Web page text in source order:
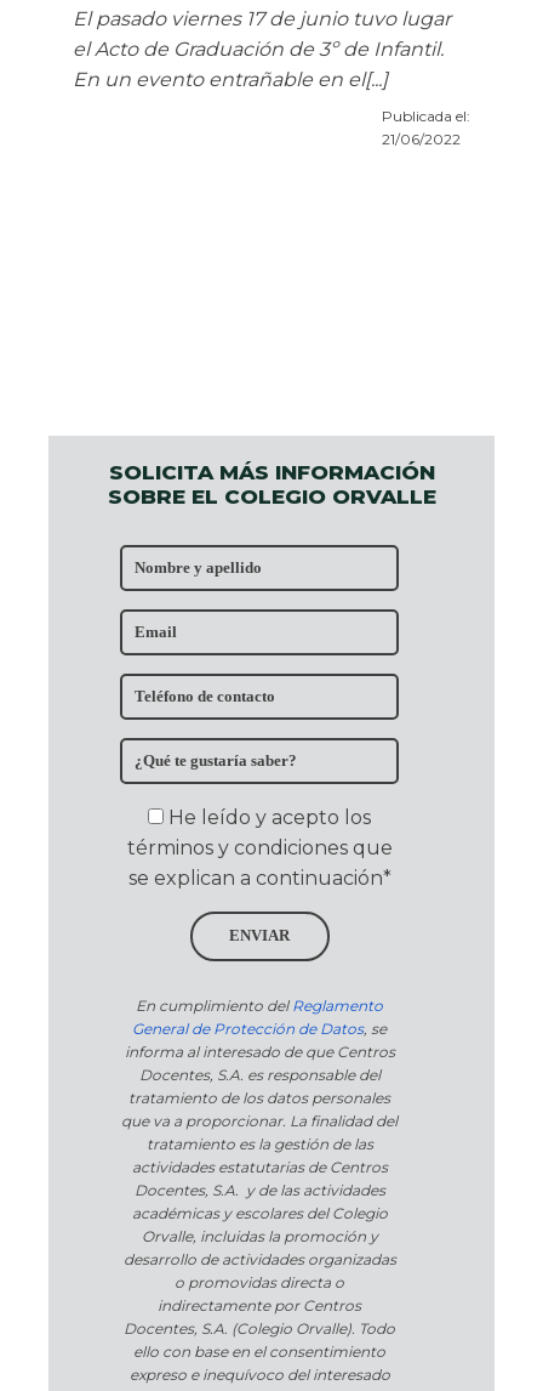
SOLICITA MÁS INFORMACIÓN
SOBRE EL COLEGIO ORVALLE
He leído y acepto los
términos y condiciones que
se explican a continuación*
ENVIAR
En cumplimiento delReglamento
General de Protección de Datos, se
informa al interesado de que Centros
Docentes, S.A. es responsable del
tratamiento de los datos personales
que va a proporcionar. La finalidad del
tratamiento es la gestión de las
actividades estatutarias de Centros
Docentes, S.A. y de las actividades
académicas y escolares del Colegio
Orvalle, incluidas la promoción y
desarrollo de actividades organizadas
o promovidas directa o
indirectamente por Centros
Docentes, S.A. (Colegio Orvalle). Todo
ello con base en el consentimiento
expreso e inequívoco del interesado
El pasado viernes 17 de junio tuvo lugar
el Acto de Graduación de 3º de Infantil.
En un evento entrañable en el[...]
Publicada el:
21/06/2022